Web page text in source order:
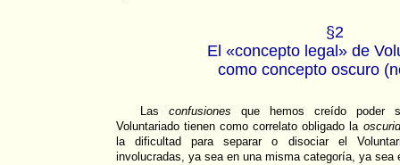
§2
El «concepto legal» de
como concepto oscuro
Las confusiones que hemos creído poder
Voluntariado tienen como correlato obligado la
la dificultad para separar o disociar el
involucradas, ya sea en una misma categoría, ya sea